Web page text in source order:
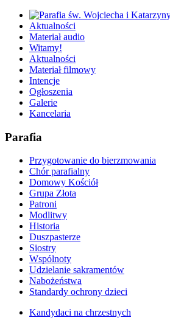
Aktualności
Materiał audio
Witamy!
Aktualności
Materiał filmowy
Intencje
Ogłoszenia
Galerie
Kancelaria
Parafia
Przygotowanie do bierzmowania
Chór parafialny
Domowy Kościół
Grupa Złota
Patroni
Modlitwy
Historia
Duszpasterze
Siostry
Wspólnoty
Udzielanie sakramentów
Nabożeństwa
Standardy ochrony dzieci
Kandydaci na chrzestnych